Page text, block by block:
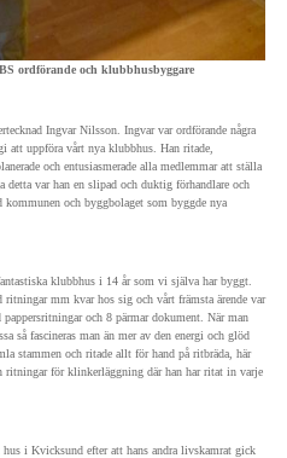
ordförande och klubbhusbyggare
Ingvar Nilsson. Ingvar var ordförande några
att uppföra vårt nya klubbhus. Han ritade,
och entusiasmerade alla medlemmar att ställa
var han en slipad och duktig förhandlare och
och byggbolaget som byggde nya
klubbhus i 14 år som vi själva har byggt.
ritningar mm kvar hos sig och vårt främsta ärende var
och 8 pärmar dokument. När man
så fascineras man än mer av den energi och glöd
stammen och ritade allt för hand på ritbräda, här
ritningar för klinkerläggning där han har ritat in varje
i Kvicksund efter att hans andra livskamrat gick